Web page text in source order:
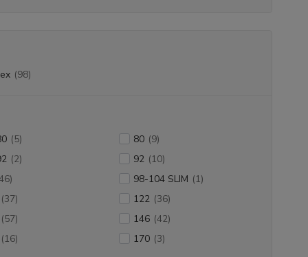
(98)
(5) 80 (9)
(2) 92 (10)
98-104 SLIM (1)
(37)
122 (36)
(57)
146 (42)
(16)
170 (3)